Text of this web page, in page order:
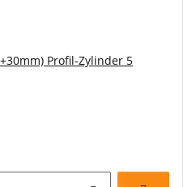
Profil-Zylinder 5